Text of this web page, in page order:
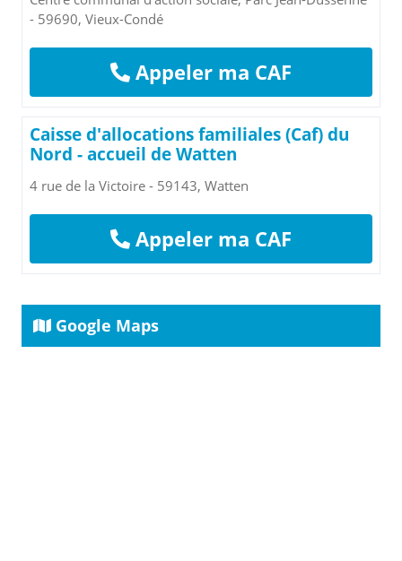
- 59690, Vieux-Condé
Appeler ma CAF
Caisse d'allocations familiales (Caf) du
Nord - accueil de Watten
4 rue de la Victoire - 59143, Watten
Appeler ma CAF
Google Maps